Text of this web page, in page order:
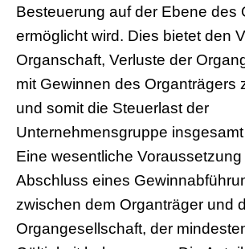
Besteuerung auf der Ebene des
ermöglicht wird. Dies bietet den
Organschaft, Verluste der
mit Gewinnen des Organträgers
und somit die Steuerlast der
Unternehmensgruppe
Eine wesentliche Voraussetzung
Abschluss eines
zwischen dem Organträger und
Organgesellschaft, der